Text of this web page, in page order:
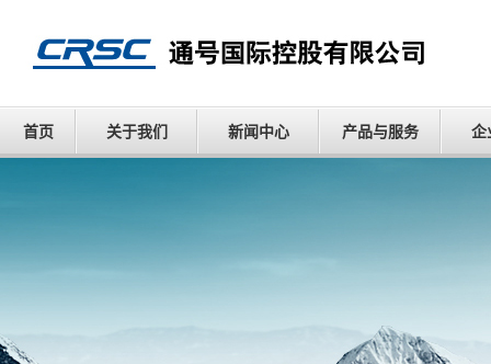
首页 关于我们 新闻中心 产品与服务 企